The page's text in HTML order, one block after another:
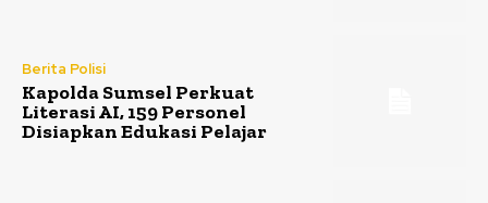
Berita Polisi
Kapolda Sumsel Perkuat
Literasi AI, 159 Personel
Disiapkan Edukasi Pelajar